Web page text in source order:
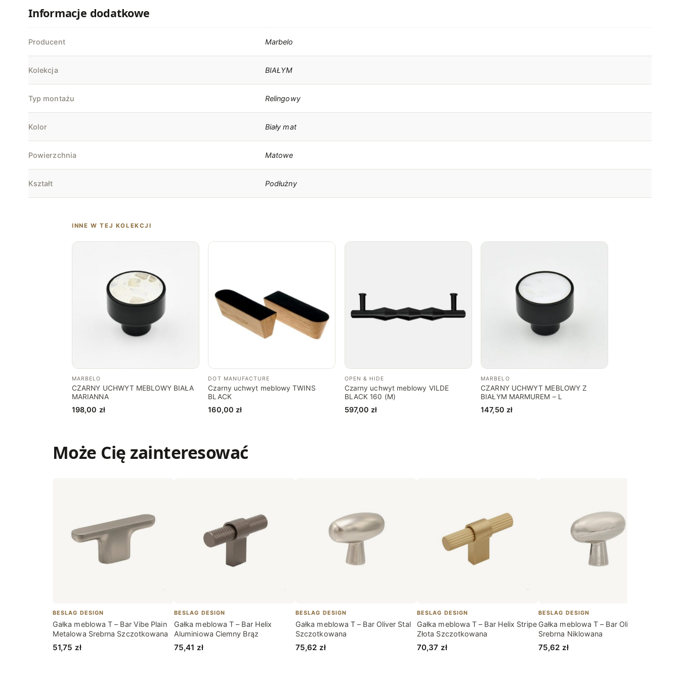
M
A
U
M
Informacje dodatkowe
Producent Marbelo
Kolekcja BIAŁYM
Typ montażu Relingowy
Kolor Biały mat
Powierzchnia Matowe
Kształt Podłużny
INNE W TEJ KOLEKCJI
MARBELO
CZARNY UCHWYT MEBLOWY BIAŁA
MARIANNA
198,00 zł
DOT MANUFACTURE
Czarny uchwyt meblowy TWINS
BLACK
160,00 zł
OPEN & HIDE
Czarny uchwyt meblowy VILDE
BLACK 160 (M)
597,00 zł
MARBELO
CZARNY UCHWYT MEBLOWY Z
BIAŁYM MARMUREM – L
147,50 zł
Może Cię zainteresować
BESLAG DESIGN
Gałka meblowa T – Bar Vibe Plain
Metalowa Srebrna Szczotkowana
51,75 zł
BESLAG DESIGN
Gałka meblowa T – Bar Helix
Aluminiowa Ciemny Brąz
75,41 zł
BESLAG DESIGN
Gałka meblowa T – Bar Oliver Stal
Szczotkowana
75,62 zł
BESLAG DESIGN
Gałka meblowa T – Bar Helix Stripe
Złota Szczotkowana
70,37 zł
BESLAG DESIGN
Gałka meblowa T – Bar Oliver
Srebrna Niklowana
75,62 zł